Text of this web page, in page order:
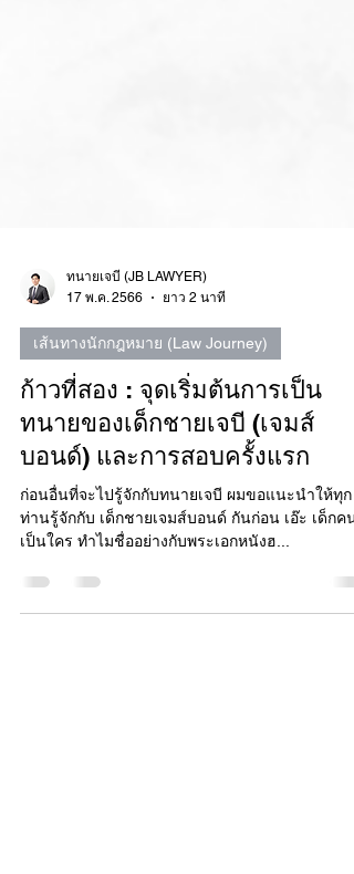
ทนายเจบี (JB LAWYER)
17 พ.ค. 2566
ยาว 2 นาที
เส้นทางนักกฎหมาย (Law Journey)
ก้าวที่สอง : จุดเริ่มต้นการเป็น
ทนายของเด็กชายเจบี (เจมส์
บอนด์) และการสอบครั้งแรก
ก่อนอื่นที่จะไปรู้จักกับทนายเจบี ผมขอแนะนำให้ทุก